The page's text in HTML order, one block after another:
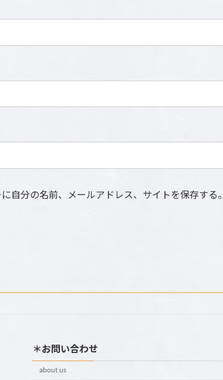
自分の名前、メールアドレス、サイトを保存する。
＊お問い合わせ
about us